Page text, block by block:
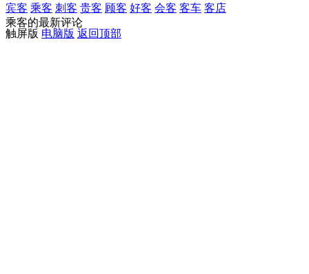
宾客 乘客 刺客 贵客 顾客 好客 会客 客车 客店
乘客的最新评论
触屏版 电脑版 返回顶部